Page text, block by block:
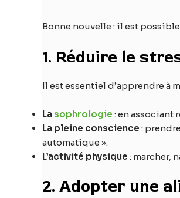
Bonne nouvelle : il est
1. Réduire le
Il est essentiel d’apprendre à
La sophrologie : en associant
La pleine conscience :
automatique ».
L’activité physique : marcher,
2. Adopter une